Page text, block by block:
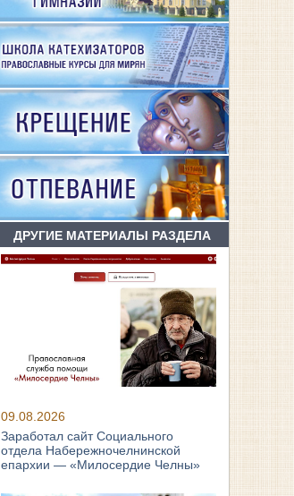
ДРУГИЕ МАТЕРИАЛЫ РАЗДЕЛА
09.08.2026
Заработал сайт Социального
отдела Набережночелнинской
епархии — «Милосердие Челны»